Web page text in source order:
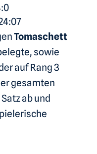
Tomaschett
sowie
auf Rang 3
gesamten
ab und